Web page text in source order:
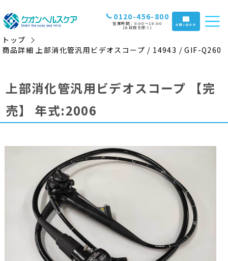
0120-456-800
営業時間：9:00〜18:00
(土日祝を除く) お問い合わせ
トップ
商品詳細 上部消化管汎用ビデオスコープ / 14943 / GIF-Q260
上部消化管汎用ビデオスコープ
【完
売】
年式:2006